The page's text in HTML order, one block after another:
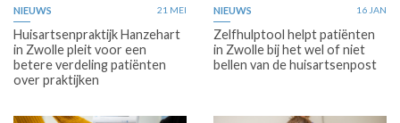
NIEUWS 21 MEI
Huisartsenpraktijk Hanzehart
in Zwolle pleit voor een
betere verdeling patiënten
over praktijken
NIEUWS 16 JAN
Zelfhulptool helpt patiënten
in Zwolle bij het wel of niet
bellen van de huisartsenpost